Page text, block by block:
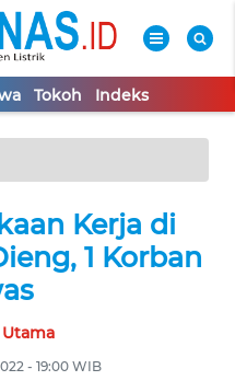
Tokoh Indeks
Kerja di
1 Korban
- 19:00 WIB